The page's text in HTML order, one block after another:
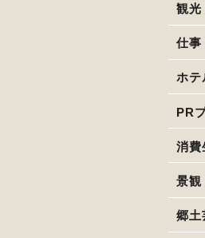
観光
仕事
ホテ
PR
消費
景観
郷土